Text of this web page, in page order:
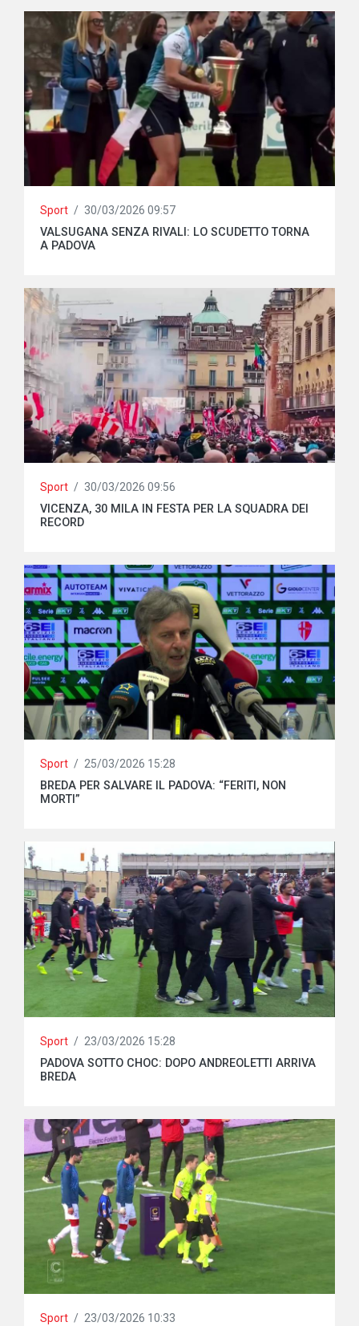
Sport / 30/03/2026 09:57
VALSUGANA SENZA RIVALI: LO SCUDETTO TORNA
A PADOVA
Sport / 30/03/2026 09:56
VICENZA, 30 MILA IN FESTA PER LA SQUADRA DEI
RECORD
Sport / 25/03/2026 15:28
BREDA PER SALVARE IL PADOVA: “FERITI, NON
MORTI”
Sport / 23/03/2026 15:28
PADOVA SOTTO CHOC: DOPO ANDREOLETTI ARRIVA
BREDA
Sport / 23/03/2026 10:33